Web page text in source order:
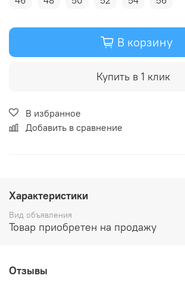
В корзину
Купить в 1 клик
В избранное
Добавить в сравнение
Характеристики
Вид объявления
Товар приобретен на продажу
Отзывы